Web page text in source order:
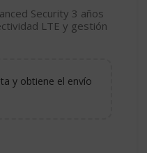
Security 3 años
LTE y gestión
y obtiene el envío